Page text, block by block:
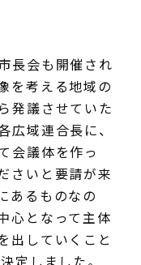
長会も開催され
を考える地域の
発議させていた
広域連合長に、
会議体を作っ
さいと要請が来
あるものなの
心となって主体
出していくこと
定しました。